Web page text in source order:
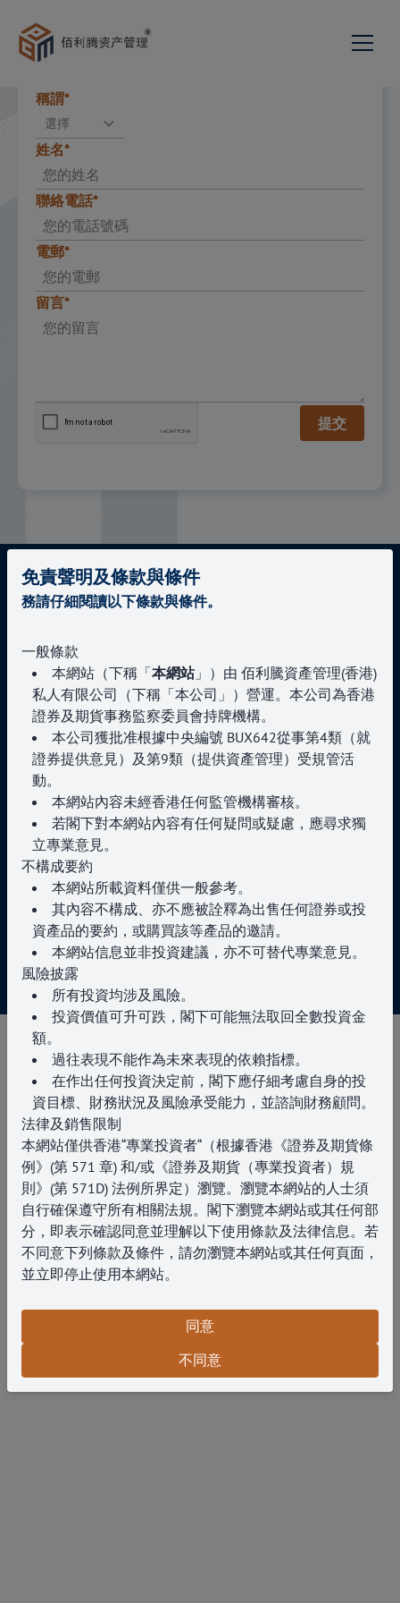
免責聲明及條款與條件
務請仔細閱讀以下條款與條件。
一般條款
本網站（下稱「本網站」）由 佰利騰資產管理(香港)
私人有限公司（下稱「本公司」）營運。本公司為香港
證券及期貨事務監察委員會持牌機構。
本公司獲批准根據中央編號 BUX642從事第4類（就
證券提供意見）及第9類（提供資產管理）受規管活
動。
本網站內容未經香港任何監管機構審核。
若閣下對本網站內容有任何疑問或疑慮，應尋求獨
立專業意見。
不構成要約
本網站所載資料僅供一般參考。
其內容不構成、亦不應被詮釋為出售任何證券或投
資產品的要約，或購買該等產品的邀請。
本網站信息並非投資建議，亦不可替代專業意見。
風險披露
所有投資均涉及風險。
投資價值可升可跌，閣下可能無法取回全數投資金
額。
過往表現不能作為未來表現的依賴指標。
在作出任何投資決定前，閣下應仔細考慮自身的投
資目標、財務狀況及風險承受能力，並諮詢財務顧問。
法律及銷售限制
本網站僅供香港“專業投資者“（根據香港《證券及期貨條
例》(第 571 章) 和/或《證券及期貨（專業投資者）規
則》(第 571D) 法例所界定）瀏覽。瀏覽本網站的人士須
自行確保遵守所有相關法規。閣下瀏覽本網站或其任何部
分，即表示確認同意並理解以下使用條款及法律信息。若
不同意下列條款及條件，請勿瀏覽本網站或其任何頁面，
並立即停止使用本網站。
若閣下於香港以外地區瀏覽本網站，須自行確保遵
守所有適用法律及法規。
閣下同意僅出於合法目的使用本網站，且使用方式
不得侵犯任何第三方的權利，或限制、阻止任何第三方
同意
不同意
關於我們
發展歷程
我們的團隊
使命宣言與理念
服務項目
投資組合管理
私募股權與企業顧問
投資顧問
家族傳承顧問
新聞與活動
聯絡我們
加入我們
網頁
佰利腾资产管理新加坡有
電話：+852 3504 2769
電郵：
稱謂*
選擇
姓名*
聯絡電話*
電郵*
留言*
提交
關於我們
服務項目
新聞與活動
聯絡我們
與我們聯繫
+852 3504 2769
enquiries@paragoncapital.hk